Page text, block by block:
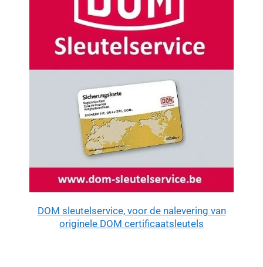
DOM sleutelservice, voor de nalevering van
originele DOM certificaatsleutels